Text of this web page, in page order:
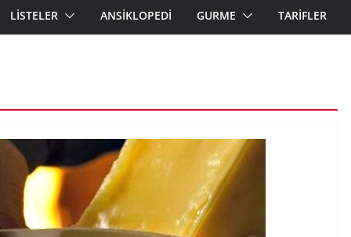
LİSTELER ANSİKLOPEDİ GURME TARİFLER